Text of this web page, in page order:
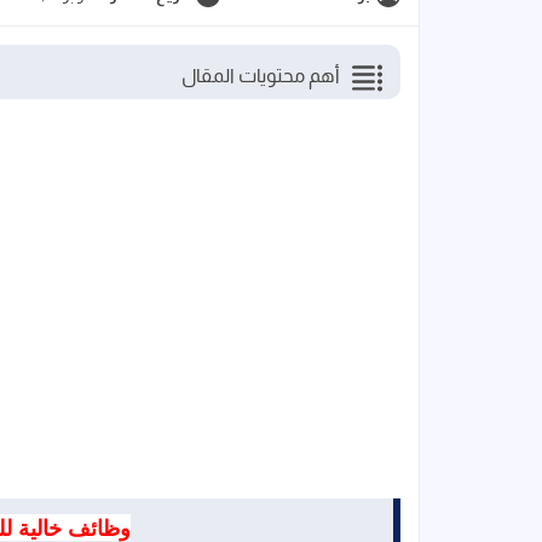
أهم محتويات المقال
وظائف خالية